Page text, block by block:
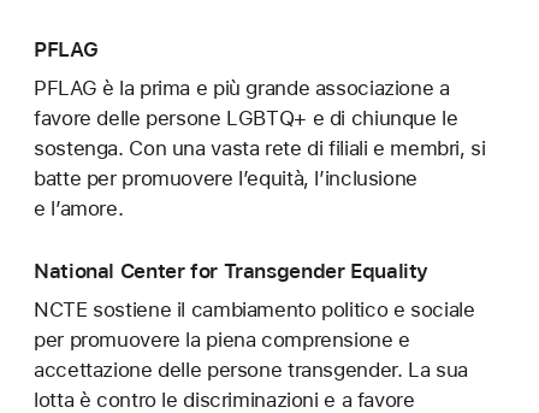
PFLAG
PFLAG è la prima e più grande associazione a
favore delle persone LGBTQ+ e di chiunque le
sostenga. Con una vasta rete di filiali e membri, si
batte per promuovere l’equità, l’inclusione
e l’amore.
National Center for Transgender Equality
NCTE sostiene il cambiamento politico e sociale
per promuovere la piena comprensione e
accettazione delle persone transgender. La sua
lotta è contro le discriminazioni e a favore